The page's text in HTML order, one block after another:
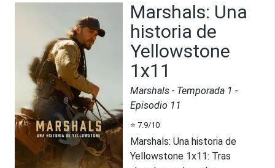
Marshals: Una
historia de
Yellowstone
1x11
Marshals - Temporada 1 -
Episodio 11
⭐ 7.9/10
Marshals: Una historia de
Yellowstone 1x11: Tras